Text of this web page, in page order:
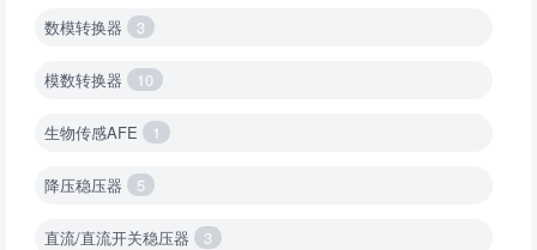
数模转换器 3
模数转换器 10
生物传感AFE 1
降压稳压器 5
直流/直流开关稳压器 3